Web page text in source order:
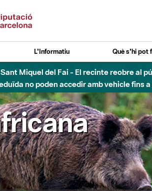
L'Informatiu Què s'hi pot
Miquel del Fai - El recinte reobre al
no poden accedir amb vehicle